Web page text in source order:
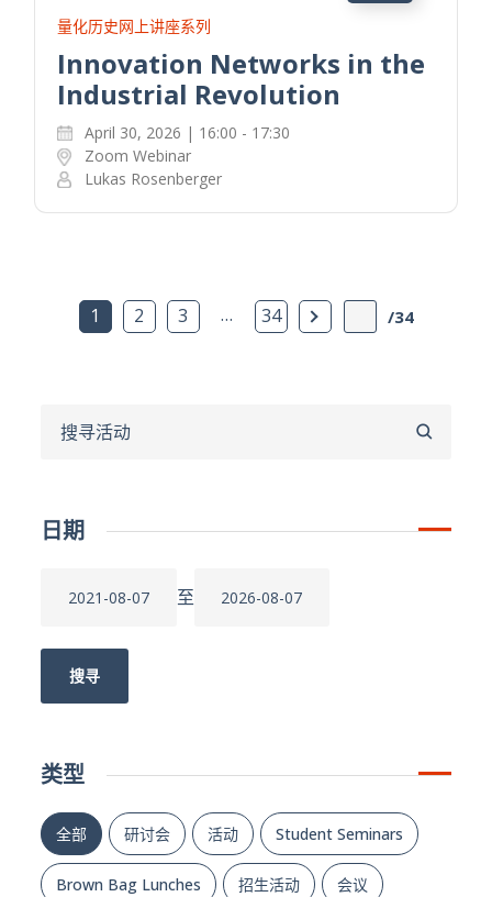
量化历史网上讲座系列
Innovation Networks in the
Industrial Revolution
April 30, 2026 | 16:00 - 17:30
Zoom Webinar
Lukas Rosenberger
1 2 3 … 34 下一页 /34
搜
日期
至
搜寻
类型
全部 研讨会 活动 Student Seminars
Brown Bag Lunches 招生活动 会议